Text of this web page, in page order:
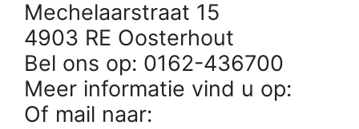
Mechelaarstraat 15
4903 RE Oosterhout
Bel ons op: 0162-436700
Meer informatie vind u op:
Of mail naar: